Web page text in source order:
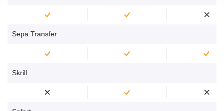
Sepa Transfer
Skrill